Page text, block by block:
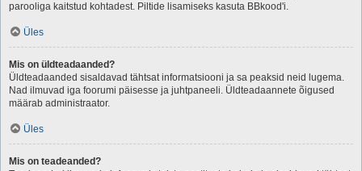
parooliga kaitstud kohtadest. Piltide lisamiseks kasuta BBkood'i.
Üles
Mis on üldteadaanded?
Üldteadaanded sisaldavad tähtsat informatsiooni ja sa peaksid neid lugema.
Nad ilmuvad iga foorumi päisesse ja juhtpaneeli. Üldteadaannete õigused
määrab administraator.
Üles
Mis on teadeanded?